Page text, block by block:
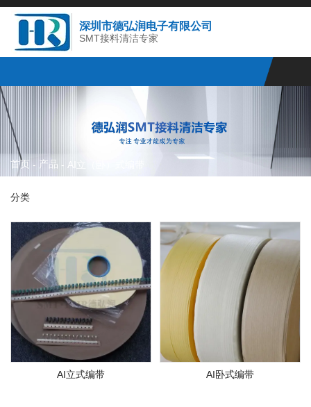
深圳市德弘润电子有限公司
SMT接料清洁专家
首页 - 产品 - AI立（卧）式编带
分类
AI立式编带 AI卧式编带